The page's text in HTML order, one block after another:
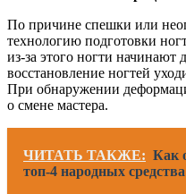
По причине спешки или
технологию подготовки
из-за этого ногти начинают
восстановление ногтей
При обнаружении
о смене мастера.
ЧИТАТЬ ТАКЖЕ: Как
топ-4 народных средства